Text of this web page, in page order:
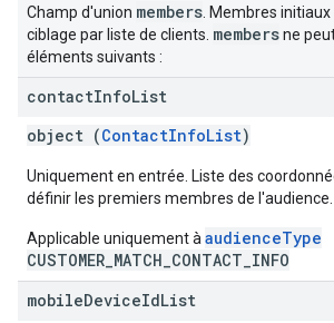
Champ d'union members . Membres
ciblage par liste de clients. membersne
éléments suivants :
contactInfoList
object (ContactInfoList)
Uniquement en entrée. Liste des
définir les premiers membres de l'audience.
Applicable uniquement à audienceType
CUSTOMER_MATCH_CONTACT_INFO
mobileDeviceIdList